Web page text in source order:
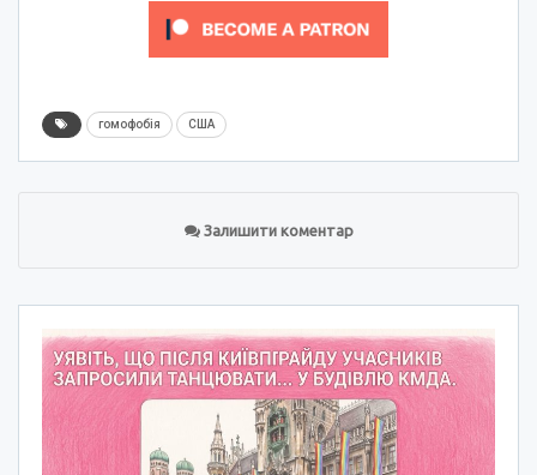
гомофобія США
Залишити коментар